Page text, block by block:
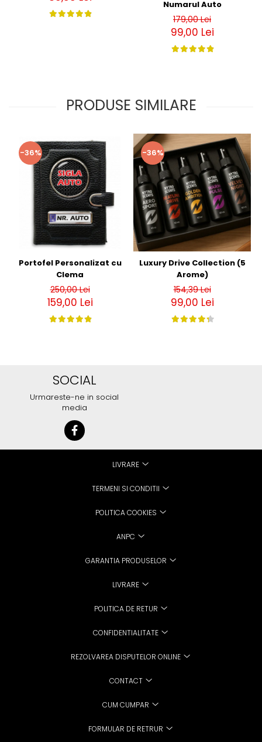
Numarul Auto
179,00 Lei
99,00 Lei
PRODUSE SIMILARE
-36%
Portofel Personalizat cu
Clema
250,00 Lei
159,00 Lei
-36%
Luxury Drive Collection (5
Arome)
154,39 Lei
99,00 Lei
SOCIAL
Urmareste-ne in social
media
LIVRARE
TERMENI SI CONDITII
POLITICA COOKIES
ANPC
GARANTIA PRODUSELOR
LIVRARE
POLITICA DE RETUR
CONFIDENTIALITATE
REZOLVAREA DISPUTELOR ONLINE
CONTACT
CUM CUMPAR
FORMULAR DE RETRUR